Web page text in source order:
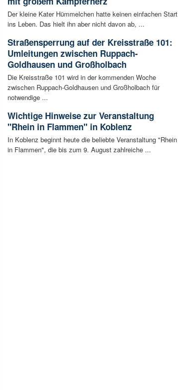
Der kleine Kater Hümmelchen hatte keinen einfachen Start
ins Leben. Das hielt ihn aber nicht davon ab, ...
Straßensperrung auf der Kreisstraße 101:
Umleitungen zwischen Ruppach-
Goldhausen und Großholbach
Die Kreisstraße 101 wird in der kommenden Woche
zwischen Ruppach-Goldhausen und Großholbach für
notwendige ...
Wichtige Hinweise zur Veranstaltung
"Rhein in Flammen" in Koblenz
In Koblenz beginnt heute die beliebte Veranstaltung "Rhein
in Flammen", die bis zum 9. August zahlreiche ...